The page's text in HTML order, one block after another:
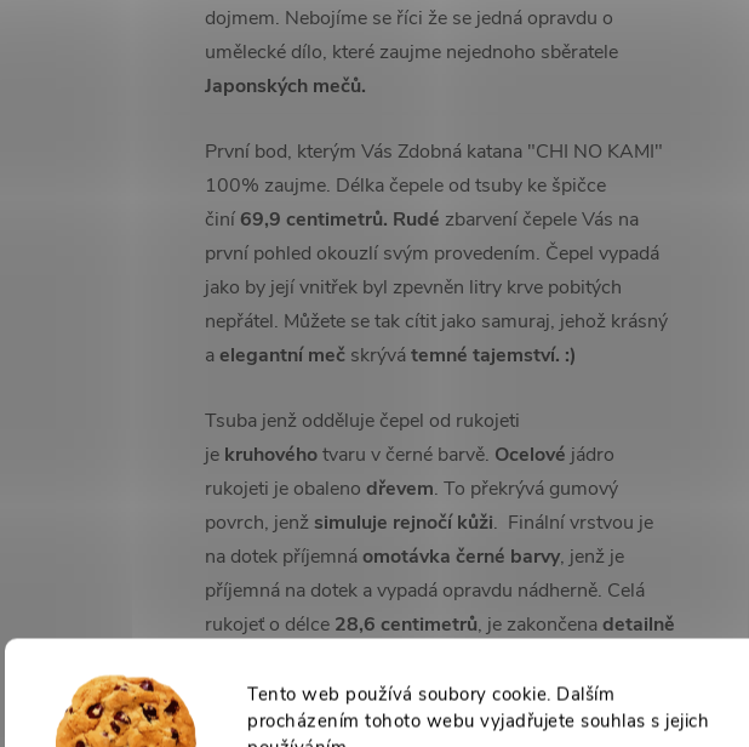
Tento web používá soubory cookie. Dalším
procházením tohoto webu vyjadřujete souhlas s jejich
dojmem. Nebojíme se říci že se jedná opravdu o
umělecké dílo, které zaujme nejednoho sběratele
Japonských mečů.
První bod, kterým Vás Zdobná katana "CHI NO KAMI"
100% zaujme. Délka čepele od tsuby ke špičce
činí 69,9 centimetrů. Rudé zbarvení čepele Vás na
první pohled okouzlí svým provedením. Čepel vypadá
jako by její vnitřek byl zpevněn litry krve pobitých
nepřátel. Můžete se tak cítit jako samuraj, jehož krásný
aelegantní meč skrývátemné tajemství. :)
Tsuba jenž odděluje čepel od rukojeti
je kruhovéhotvaru v černé barvě. Ocelové jádro
rukojeti je obaleno dřevem. To překrývá gumový
povrch, jenž simuluje rejnočí kůži. Finální vrstvou je
na dotek příjemnáomotávka černé barvy, jenž je
příjemná na dotek a vypadá opravdu nádherně. Celá
rukojeť o délce 28,6 centimetrů, je zakončenadetailně
kombinaci pevné oceli, dřeva a mosazi. Součástí
meče je také pevná dřevěnápochva a černý háv.